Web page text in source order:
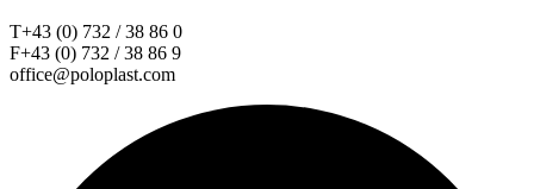
T+43 (0) 732 / 38 86 0
F+43 (0) 732 / 38 86 9
office@poloplast.com